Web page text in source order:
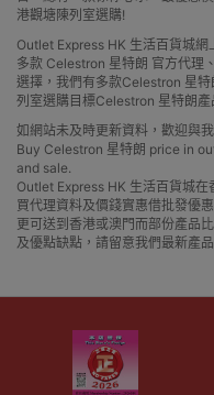
港觀塘陳列室選購!
Outlet Express HK 生活百貨城
多款 Celestron 星特朗 官方代理
選擇，我們有多款Celestron 星
列室選購目標Celestron 星特朗產
如網站未及時更新資料，歡迎與
Buy Celestron 星特朗 price in
and sale.
Outlet Express HK 生活百貨城
買代理資料及價錢實惠借批發優
更可送到香港或澳門而部份產品
及優點缺點，請留意我們最新產